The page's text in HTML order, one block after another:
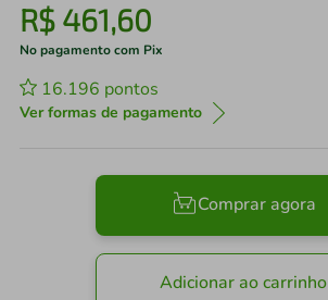
R$ 461,60
No pagamento com Pix
16.196 pontos
Ver formas de pagamento
Comprar agora
Adicionar ao carrinho